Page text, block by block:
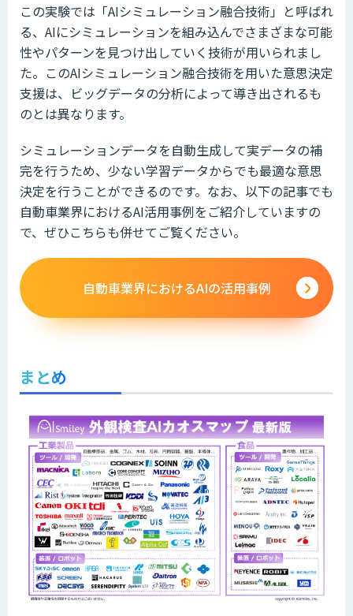
この実験では「AIシミュレーション融合技術」と呼ばれ
る、AIにシミュレーションを組み込んでさまざまな可能
性やパターンを見つけ出していく技術が用いられまし
た。このAIシミュレーション融合技術を用いた意思決定
支援は、ビッグデータの分析によって導き出されるも
のとは異なります。
シミュレーションデータを自動生成して実データの補
完を行うため、少ない学習データからでも最適な意思
決定を行うことができるのです。なお、以下の記事でも
自動車業界におけるAI活用事例をご紹介していますの
で、ぜひこちらも併せてご覧ください。
自動車業界におけるAIの活用事例
まとめ